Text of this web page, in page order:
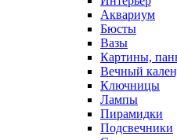
Аквариум
Бюсты
Вазы
Картины,
Вечный
Ключницы
Лампы
Пирамидки
Подсвечники